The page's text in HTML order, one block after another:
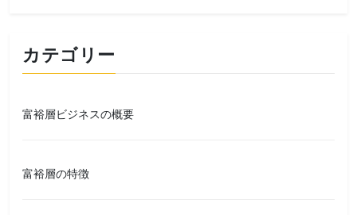
カテゴリー
富裕層ビジネスの概要
富裕層の特徴